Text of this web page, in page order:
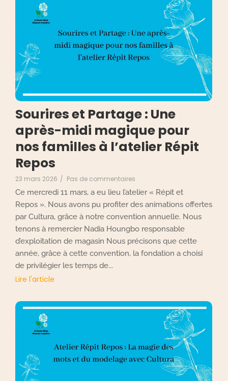
Sourires et Partage : Une
après-midi magique pour
nos familles à l’atelier Répit
Repos
23 mars 2026 / Pas de commentaires
Ce mercredi 11 mars, a eu lieu l’atelier « Répit et
Repos ». Nous avons pu profiter des animations offertes
par Cultura, grâce à notre convention annuelle. Nous
tenons à remercier Nadia Houngbo responsable
d’exploitation de magasin Nous précisons que cette
année, grâce à cette convention, la fondation a choisi
de privilégier les temps de...
Lire l'article